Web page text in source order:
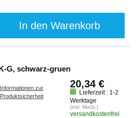
In den Warenkorb
Farbband TZE-751 BK-G, schwarz-gruen
Informationen zur
Produktsicherheit
20,34 €
Lieferzeit : 1-2
Werktage
(inkl. MwSt.)
versandkostenfrei